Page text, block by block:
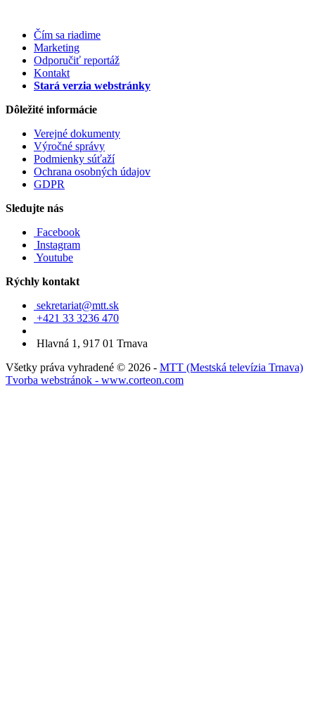
Čím sa riadime
Marketing
Odporučiť reportáž
Kontakt
Stará verzia webstránky
Dôležité informácie
Verejné dokumenty
Výročné správy
Podmienky súťaží
Ochrana osobných údajov
GDPR
Sledujte nás
Facebook
Instagram
Youtube
Rýchly kontakt
sekretariat@mtt.sk
+421 33 3236 470
Hlavná 1, 917 01 Trnava
Všetky práva vyhradené © 2026 - MTT (Mestská televízia Trnava)
Tvorba webstránok - www.corteon.com